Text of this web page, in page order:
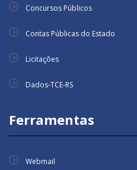
Concursos Públicos
Contas Públicas do Estado
Licitações
Dados-TCE-RS
Ferramentas
Webmail